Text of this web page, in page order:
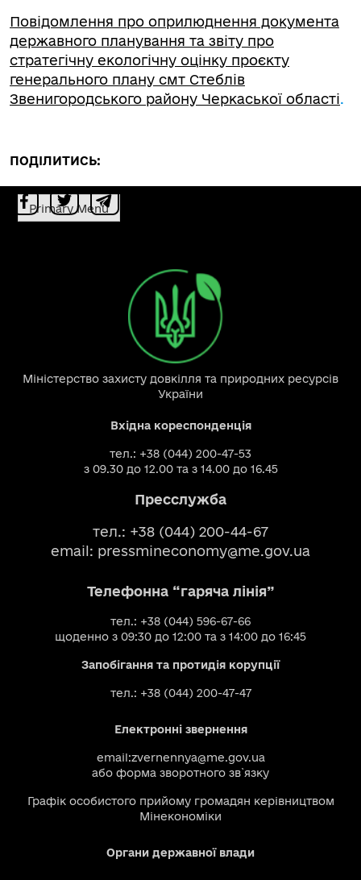
Повідомлення про оприлюднення документа
державного планування та звіту про
стратегічну екологічну оцінку проєкту
генерального плану смт Стеблів
Звенигородського району Черкаської області.
ПОДІЛИТИСЬ:
Primary Menu
Міністерство захисту довкілля та природних ресурсів
України
Вхідна кореспонденція
тел.: +38 (044) 200-47-53
з 09.30 до 12.00 та з 14.00 до 16.45
Пресслужба
тел.: +38 (044) 200-44-67
email: pressmineconomy@me.gov.ua
Телефонна “гаряча лінія”
тел.: +38 (044) 596-67-66
щоденно з 09:30 до 12:00 та з 14:00 до 16:45
Запобігання та протидія корупції
тел.: +38 (044) 200-47-47
Електронні звернення
email:zvernennya@me.gov.ua
або форма зворотного зв`язку
Графік особистого прийому громадян керівництвом
Мінекономіки
Органи державної влади